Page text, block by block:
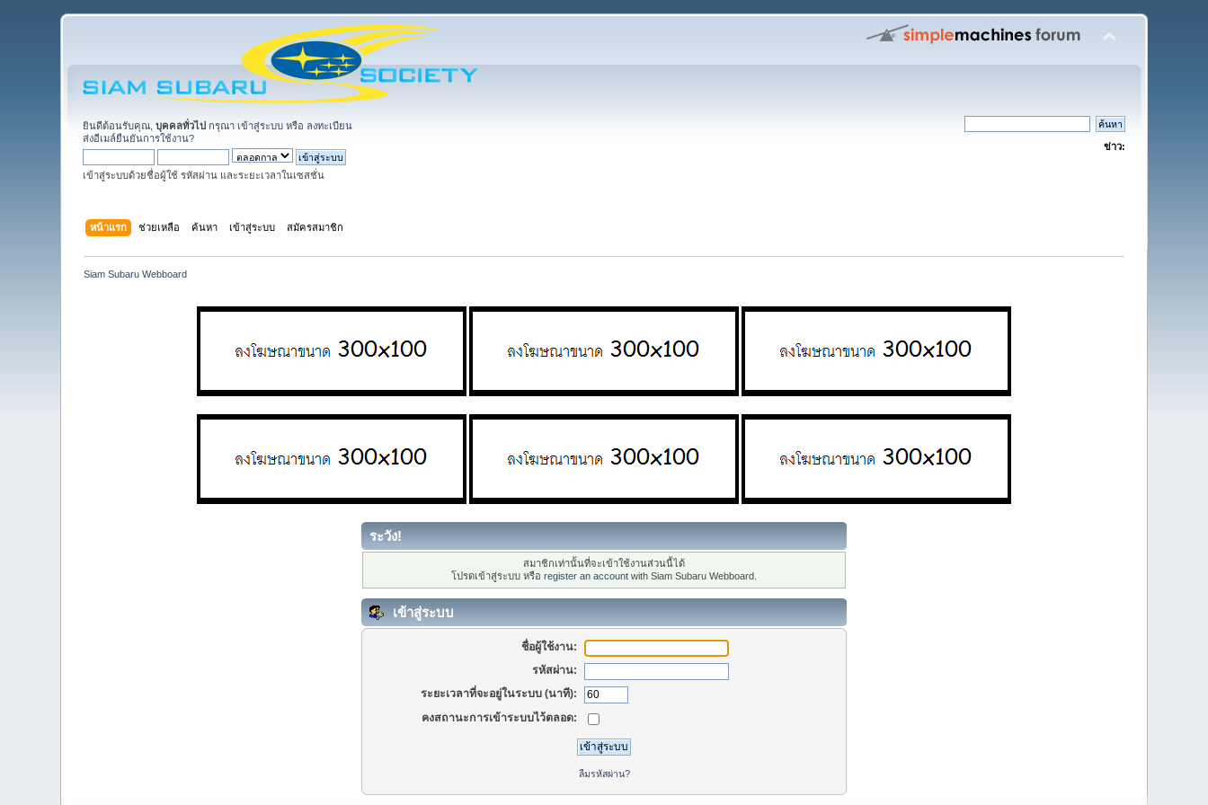
ยินดีต้อนรับคุณ,บุคคลทั่วไป กรุณา เข้าสู่ระบบ หรือ ลงทะเบียน
ส่งอีเมล์ยืนยันการใช้งาน?
เข้าสู่ระบบด้วยชื่อผู้ใช้ รหัสผ่าน และระยะเวลาในเซสชั่น
ข่าว:
หน้าแรก ช่วยเหลือ ค้นหา เข้าสู่ระบบ สมัครสมาชิก
Siam Subaru Webboard
ระวัง!
สมาชิกเท่านั้นที่จะเข้าใช้งานส่วนนี้ได้
โปรดเข้าสู่ระบบ หรือ register an account with Siam Subaru Webboard.
เข้าสู่ระบบ
ชื่อผู้ใช้งาน:
รหัสผ่าน:
ระยะเวลาที่จะอยู่ในระบบ (นาที):
คงสถานะการเข้าระบบไว้ตลอด:
ลืมรหัสผ่าน?